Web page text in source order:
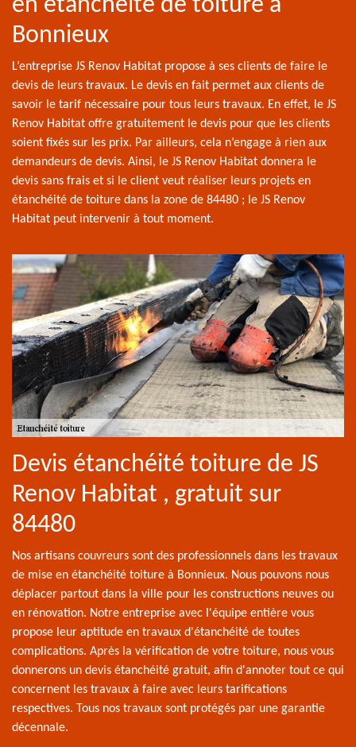
en étanchéité de toiture à
Bonnieux
L’entreprise JS Renov Habitat propose à ses clients de faire le
devis de leurs travaux. Le devis en fait permet aux clients de
savoir le tarif nécessaire pour tous leurs travaux. En effet, le JS
Renov Habitat offre gratuitement le devis pour que les clients
soient fixés sur les prix. Par ailleurs, cela n’engage à rien aux
demandeurs de devis. Ainsi, le JS Renov Habitat donnera le
devis sans frais et si le client veut réaliser leurs projets en
étanchéité de toiture dans la zone de 84480 ; le JS Renov
Habitat peut intervenir à tout moment.
Devis étanchéité toiture de JS
Renov Habitat , gratuit sur
84480
Nos artisans couvreurs sont des professionnels dans les travaux
de mise en étanchéité toiture à Bonnieux. Nous pouvons nous
déplacer partout dans la ville pour les constructions neuves ou
en rénovation. Notre entreprise avec l'équipe entière vous
propose leur aptitude en travaux d'étanchéité de toutes
complications. Après la vérification de votre toiture, nous vous
donnerons un devis étanchéité gratuit, afin d'annoter tout ce qui
concernent les travaux à faire avec leurs tarifications
respectives. Tous nos travaux sont protégés par une garantie
décennale.